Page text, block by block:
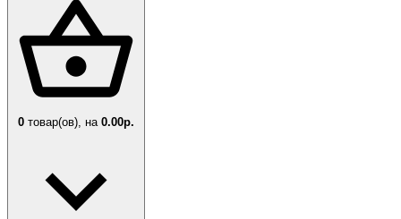
0 товар(ов), на 0.00р.